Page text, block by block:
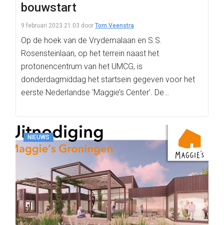
bouwstart
9 februari 2023 21:03 door Tom Veenstra
Op de hoek van de Vrydemalaan en S.S.
Rosensteinlaan, op het terrein naast het
protonencentrum van het UMCG, is
donderdagmiddag het startsein gegeven voor het
eerste Nederlandse ‘Maggie’s Center’. De…
NIEUWS